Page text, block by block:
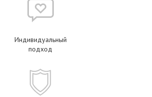
Индивидуальный
подход